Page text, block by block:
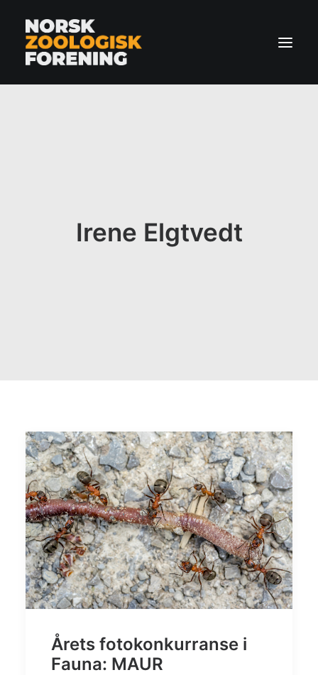
ArrangementerIrene Elgtvedt
Årets fotokonkurranse i
Fauna: MAUR